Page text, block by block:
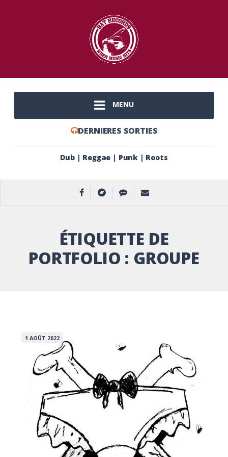
MENU
DERNIERES SORTIES
Dub | Reggae | Punk | Roots
ÉTIQUETTE DE
PORTFOLIO : GROUPE
1 AOÛT 2022